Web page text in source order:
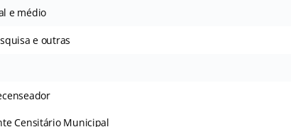
e médio
e outras
Censitário Municipal